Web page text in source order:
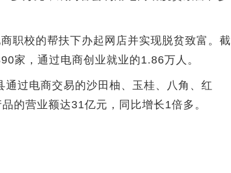
校的帮扶下办起网店并实现脱贫致富。截
家，通过电商创业就业的1.86万人。
过电商交易的沙田柚、玉桂、八角、红
的营业额达31亿元，同比增长1倍多。